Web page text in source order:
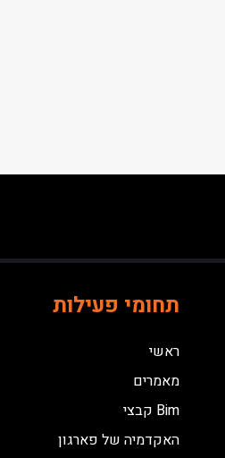
תחומי פעילות
ראשי
מאמרים
Bim קבצי
האקדמיה של פארגון